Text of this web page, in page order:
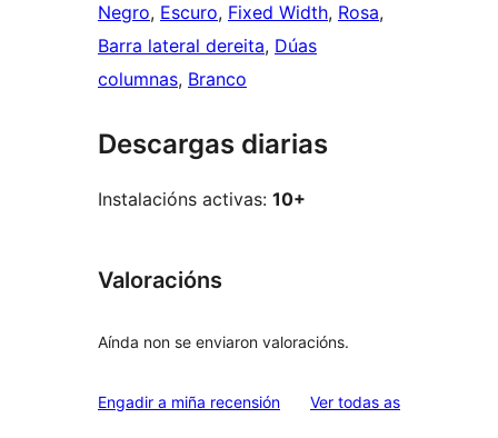
Negro, Escuro, Fixed Width, Rosa
Barra lateral dereita, Dúas
columnas, Branco
Descargas diarias
Instalacións activas: 10+
Valoracións
Aínda non se enviaron valoracións.
Engadir a miña recensión Ver todas asvaloracións